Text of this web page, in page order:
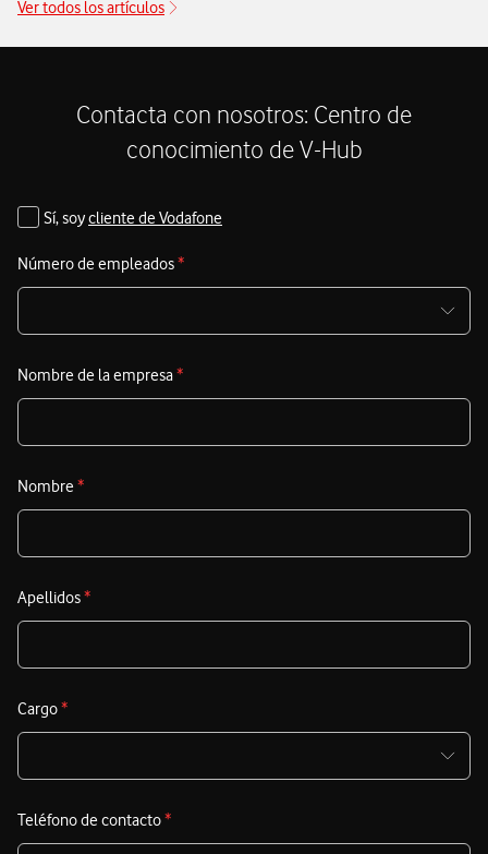
competitivas de 2025
garantizar la máxima productividad y ahorro. El Black
tu plantilla con tecnología de vanguardia y asegurar tu
Ver todos los artículos
Contacta con nosotros: Centro de
conocimiento de V-Hub
Sí, soycliente de Vodafone
Número de empleados*
Nombre de la empresa*
Nombre *
Apellidos*
Cargo*
Teléfono de contacto*